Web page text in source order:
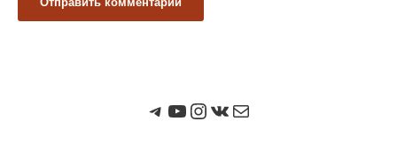
Мы в Telegram
Мы на Youtube
Instagram
ВКонтакте
Почта